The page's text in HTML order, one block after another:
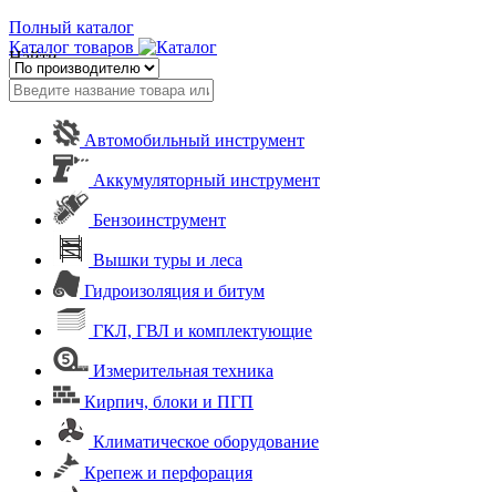
Полный каталог
Каталог товаров
Найти
Автомобильный инструмент
Аккумуляторный инструмент
Бензоинструмент
Вышки туры и леса
Гидроизоляция и битум
ГКЛ, ГВЛ и комплектующие
Измерительная техника
Кирпич, блоки и ПГП
Климатическое оборудование
Крепеж и перфорация